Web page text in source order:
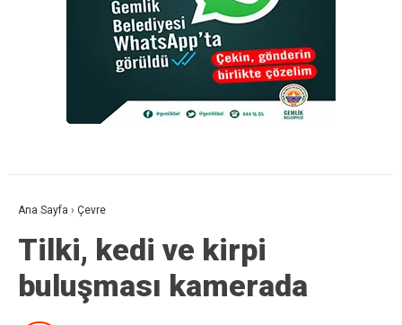
Ana Sayfa › Çevre
Tilki, kedi ve kirpi
buluşması kamerada